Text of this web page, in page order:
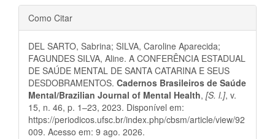
Detalhes
do
artigo
Como Citar
DEL SARTO, Sabrina; SILVA, Caroline Aparecida;
FAGUNDES SILVA, Aline. A CONFERÊNCIA ESTADUAL
DE SAÚDE MENTAL DE SANTA CATARINA E SEUS
DESDOBRAMENTOS. Cadernos Brasileiros de Saúde
Mental/Brazilian Journal of Mental Health, [S. l.], v.
15, n. 46, p. 1–23, 2023. Disponível em:
https://periodicos.ufsc.br/index.php/cbsm/article/view/92
009. Acesso em: 9 ago. 2026.